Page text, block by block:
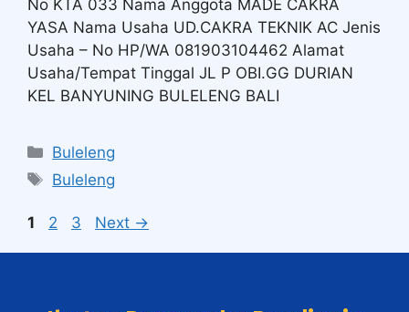
No KTA 033 Nama Anggota MADE CAKRA
YASA Nama Usaha UD.CAKRA TEKNIK AC Jenis
Usaha – No HP/WA 081903104462 Alamat
Usaha/Tempat Tinggal JL P OBI.GG DURIAN
KEL BANYUNING BULELENG BALI
Buleleng
Buleleng
1 2 3 Next →